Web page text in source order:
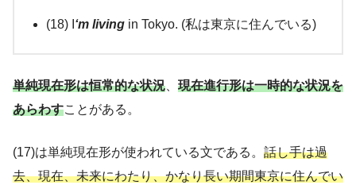
(18) I ‘m living in Tokyo. (私は東京に住んでいる)
単純現在形は恒常的な状況
現在進行形は一時的な状況を
あらわすことがある。
(17)は単純現在形が使われている文である。 話し手は過
去、現在、未来にわたり、かなり長い期間東京に住んでい